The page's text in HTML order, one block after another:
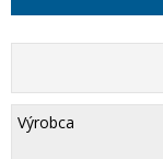
Výrobca